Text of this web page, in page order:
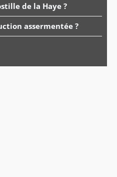
de la Haye ?
assermentée ?